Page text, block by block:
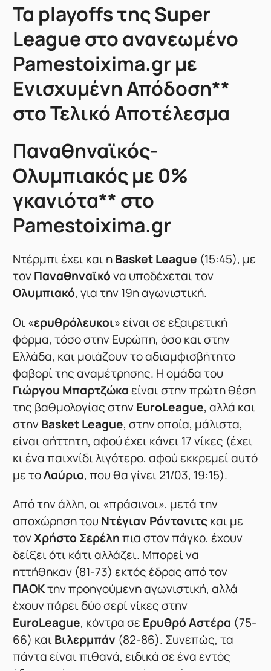
Τα playoffs της Super
League στο ανανεωμένο
Pamestoixima.gr με
Ενισχυμένη Απόδοση**
στο Τελικό Αποτέλεσμα
Παναθηναϊκός-
Ολυμπιακός με 0%
γκανιότα** στο
Pamestoixima.gr
Ντέρμπι έχει και ηBasket League (15:45), με
τον Παναθηναϊκόνα υποδέχεται τον
Ολυμπιακό, για την 19η αγωνιστική.
Οι «ερυθρόλευκοι» είναι σε εξαιρετική
φόρμα, τόσο στην Ευρώπη, όσο και στην
Ελλάδα, και μοιάζουν το αδιαμφισβήτητο
φαβορί της αναμέτρησης. Η ομάδα του
Γιώργου Μπαρτζώκαείναι στην πρώτη θέση
της βαθμολογίας στην EuroLeague, αλλά και
στην Basket League, στην οποία, μάλιστα,
είναι αήττητη, αφού έχει κάνει 17 νίκες (έχει
κι ένα παιχνίδι λιγότερο, αφού εκκρεμεί αυτό
με τοΛαύριο, που θα γίνει 21/03, 19:15).
Από την άλλη, οι «πράσινοι», μετά την
αποχώρηση του Ντέγιαν Ράντονιτςκαι με
τονΧρήστο Σερέληπια στον πάγκο, έχουν
δείξει ότι κάτι αλλάζει. Μπορεί να
ηττήθηκαν (81-73) εκτός έδρας από τον
ΠΑΟΚτην προηγούμενη αγωνιστική, αλλά
έχουν πάρει δύο σερί νίκες στην
EuroLeague, κόντρα σε Ερυθρό Αστέρα (75-
66) καιΒιλερμπάν (82-86). Συνεπώς, τα
πάντα είναι πιθανά, ειδικά σε ένα εντός